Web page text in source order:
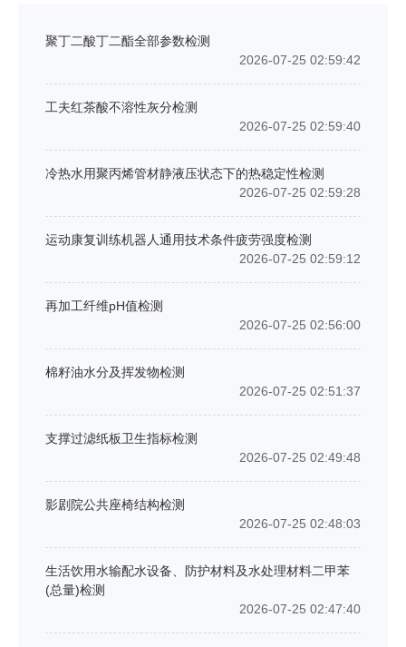
聚丁二酸丁二酯全部参数检测
2026-07-25 02:59:42
工夫红茶酸不溶性灰分检测
2026-07-25 02:59:40
冷热水用聚丙烯管材静液压状态下的热稳定性检测
2026-07-25 02:59:28
运动康复训练机器人通用技术条件疲劳强度检测
2026-07-25 02:59:12
再加工纤维pH值检测
2026-07-25 02:56:00
棉籽油水分及挥发物检测
2026-07-25 02:51:37
支撑过滤纸板卫生指标检测
2026-07-25 02:49:48
影剧院公共座椅结构检测
2026-07-25 02:48:03
生活饮用水输配水设备、防护材料及水处理材料二甲苯
(总量)检测
2026-07-25 02:47:40